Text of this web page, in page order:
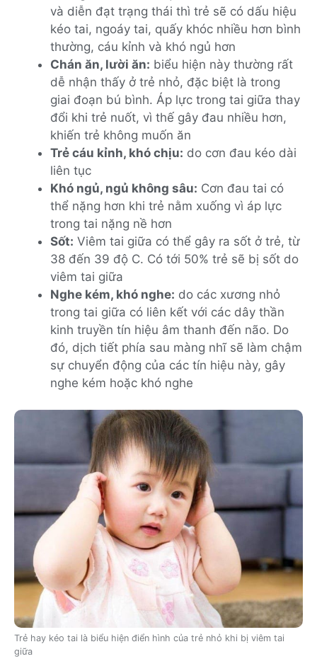
và diễn đạt trạng thái thì trẻ sẽ có dấu hiệu
kéo tai, ngoáy tai, quấy khóc nhiều hơn bình
thường, cáu kỉnh và khó ngủ hơn
Chán ăn, lười ăn: biểu hiện này thường rất
dễ nhận thấy ở trẻ nhỏ, đặc biệt là trong
giai đoạn bú bình. Áp lực trong tai giữa thay
đổi khi trẻ nuốt, vì thế gây đau nhiều hơn,
khiến trẻ không muốn ăn
Trẻ cáu kỉnh, khó chịu: do cơn đau kéo dài
liên tục
Khó ngủ, ngủ không sâu: Cơn đau tai có
thể nặng hơn khi trẻ nằm xuống vì áp lực
trong tai nặng nề hơn
Sốt: Viêm tai giữa có thể gây ra sốt ở trẻ, từ
38 đến 39 độ C. Có tới 50% trẻ sẽ bị sốt do
viêm tai giữa
Nghe kém, khó nghe: do các xương nhỏ
trong tai giữa có liên kết với các dây thần
kinh truyền tín hiệu âm thanh đến não. Do
đó, dịch tiết phía sau màng nhĩ sẽ làm chậm
sự chuyển động của các tín hiệu này, gây
nghe kém hoặc khó nghe
Trẻ hay kéo tai là biểu hiện điển hình của trẻ nhỏ khi bị viêm tai
giữa